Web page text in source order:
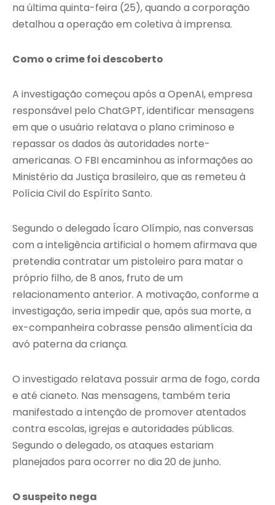
na última quinta-feira (25), quando a corporação
detalhou a operação em coletiva à imprensa.
Como o crime foi descoberto
A investigação começou após a OpenAI, empresa
responsável pelo ChatGPT, identificar mensagens
em que o usuário relatava o plano criminoso e
repassar os dados às autoridades norte-
americanas. O FBI encaminhou as informações ao
Ministério da Justiça brasileiro, que as remeteu à
Polícia Civil do Espírito Santo.
Segundo o delegado Ícaro Olímpio, nas conversas
com a inteligência artificial o homem afirmava que
pretendia contratar um pistoleiro para matar o
próprio filho, de 8 anos, fruto de um
relacionamento anterior. A motivação, conforme a
investigação, seria impedir que, após sua morte, a
ex-companheira cobrasse pensão alimentícia da
avó paterna da criança.
O investigado relatava possuir arma de fogo, corda
e até cianeto. Nas mensagens, também teria
manifestado a intenção de promover atentados
contra escolas, igrejas e autoridades públicas.
Segundo o delegado, os ataques estariam
planejados para ocorrer no dia 20 de junho.
O suspeito nega